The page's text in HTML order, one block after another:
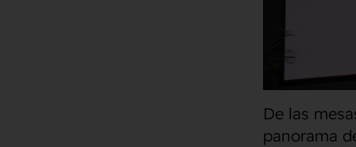
De las
panorama